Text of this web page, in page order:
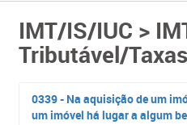
IMT/IS/IUC >
Tributável/Taxas
0339 - Na aquisição de um
um imóvel há lugar a algum